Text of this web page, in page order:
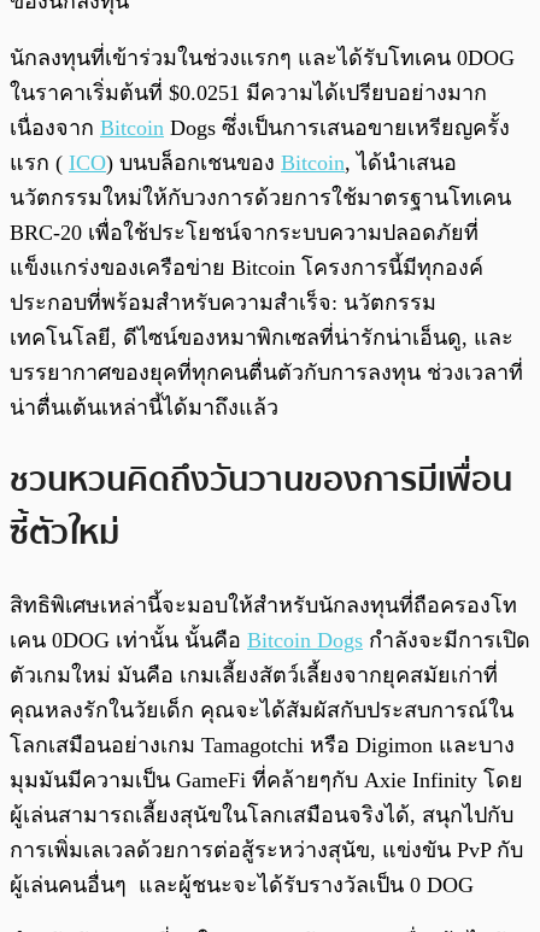
นักลงทุนที่เข้าร่วมในช่วงแรกๆ และได้รับโทเคน 0DOG
ในราคาเริ่มต้นที่ $0.0251 มีความได้เปรียบอย่างมาก
เนื่องจาก Bitcoin Dogs ซึ่งเป็นการเสนอขายเหรียญครั้ง
แรก ( ICO) บนบล็อกเชนของ Bitcoin, ได้นำเสนอ
นวัตกรรมใหม่ให้กับวงการด้วยการใช้มาตรฐานโทเคน
BRC-20 เพื่อใช้ประโยชน์จากระบบความปลอดภัยที่
แข็งแกร่งของเครือข่าย Bitcoin โครงการนี้มีทุกองค์
ประกอบที่พร้อมสำหรับความสำเร็จ: นวัตกรรม
เทคโนโลยี, ดีไซน์ของหมาพิกเซลที่น่ารักน่าเอ็นดู, และ
บรรยากาศของยุคที่ทุกคนตื่นตัวกับการลงทุน ช่วงเวลาที่
น่าตื่นเต้นเหล่านี้ได้มาถึงแล้ว
ชวนหวนคิดถึงวันวานของการมีเพื่อน
ซี้ตัวใหม่
สิทธิพิเศษเหล่านี้จะมอบให้สำหรับนักลงทุนที่ถือครองโท
เคน 0DOG เท่านั้น นั้นคือ Bitcoin Dogs กำลังจะมีการเปิด
ตัวเกมใหม่ มันคือ เกมเลี้ยงสัตว์เลี้ยงจากยุคสมัยเก่าที่
คุณหลงรักในวัยเด็ก คุณจะได้สัมผัสกับประสบการณ์ใน
โลกเสมือนอย่างเกม Tamagotchi หรือ Digimon และบาง
มุมมันมีความเป็น GameFi ที่คล้ายๆกับ Axie Infinity โดย
ผู้เล่นสามารถเลี้ยงสุนัขในโลกเสมือนจริงได้, สนุกไปกับ
การเพิ่มเลเวลด้วยการต่อสู้ระหว่างสุนัข, แข่งขัน PvP กับ
ผู้เล่นคนอื่นๆ และผู้ชนะจะได้รับรางวัลเป็น 0 DOG